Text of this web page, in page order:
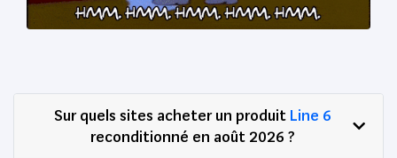
Sur quels sites acheter un produit Line 6
reconditionné en août 2026 ?